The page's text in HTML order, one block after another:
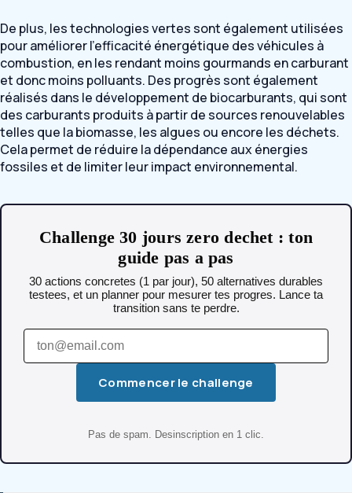
De plus, les technologies vertes sont également utilisées
pour améliorer l’efficacité énergétique des véhicules à
combustion, en les rendant moins gourmands en carburant
et donc moins polluants. Des progrès sont également
réalisés dans le développement de biocarburants, qui sont
des carburants produits à partir de sources renouvelables
telles que la biomasse, les algues ou encore les déchets.
Cela permet de réduire la dépendance aux énergies
fossiles et de limiter leur impact environnemental.
Challenge 30 jours zero dechet : ton
guide pas a pas
30 actions concretes (1 par jour), 50 alternatives durables
testees, et un planner pour mesurer tes progres. Lance ta
transition sans te perdre.
Commencer le challenge
Pas de spam. Desinscription en 1 clic.